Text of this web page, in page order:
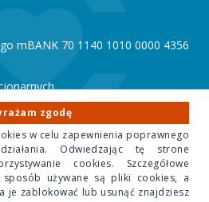
mBANK 70 1140 1010 0000 4356
"Pomnik Centrum Zdrowia Dziecka"
zgodę
w celu zapewnienia poprawnego
Odwiedzając tę strone
cookies. Szczegółowe
używane są pliki cookies, a
je zablokować lub usunąć znajdziesz